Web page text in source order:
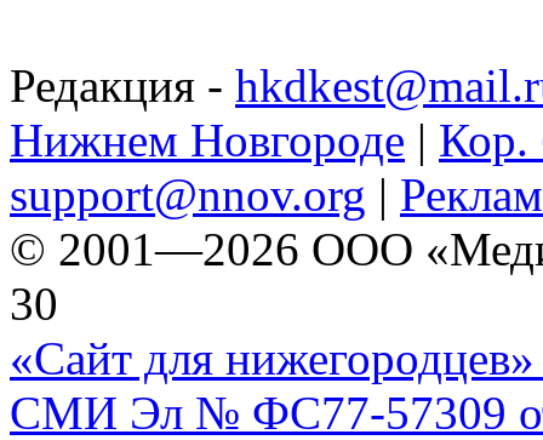
Редакция -
Нижнем Новгороде | Кор.
support@nnov.org |
© 2001—2026 ООО
30
«Сайт для нижегородцев»
СМИ Эл № ФС77-57309